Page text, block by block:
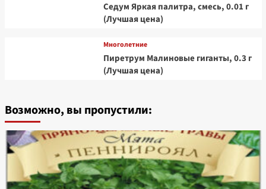
Седум Яркая палитра, смесь, 0.01 г
(Лучшая цена)
Многолетние
Пиретрум Малиновые гиганты, 0.3 г
(Лучшая цена)
Возможно, вы пропустили: